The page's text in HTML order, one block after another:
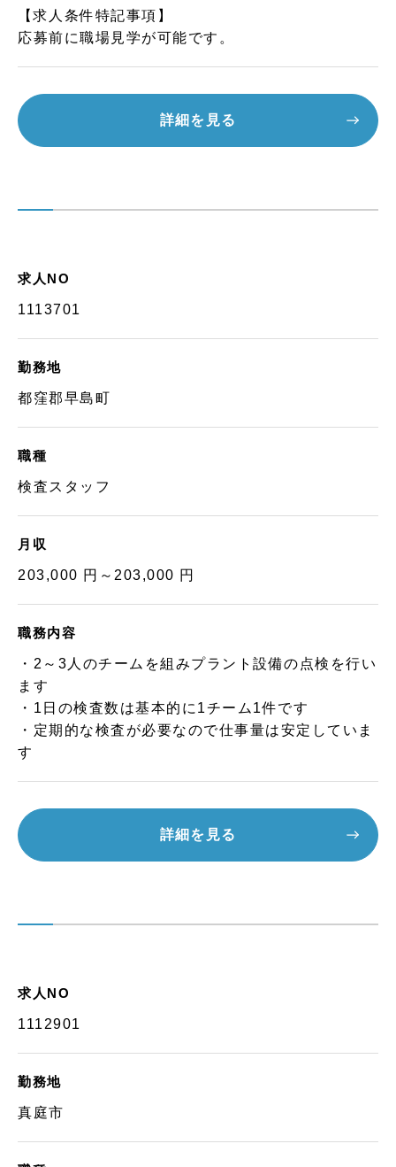
【求人条件特記事項】
応募前に職場見学が可能です。
詳細を見る
求人NO
1113701
勤務地
都窪郡早島町
職種
検査スタッフ
月収
203,000 円～203,000 円
職務内容
・2～3人のチームを組みプラント設備の点検を行い
ます
・1日の検査数は基本的に1チーム1件です
・定期的な検査が必要なので仕事量は安定していま
す
詳細を見る
求人NO
1112901
勤務地
真庭市